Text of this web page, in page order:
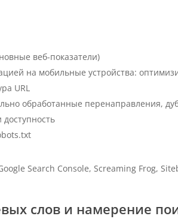
веб-показатели)
на мобильные устройства:
URL
обработанные перенаправления,
Search Console, Screaming Frog,
слов и намерение